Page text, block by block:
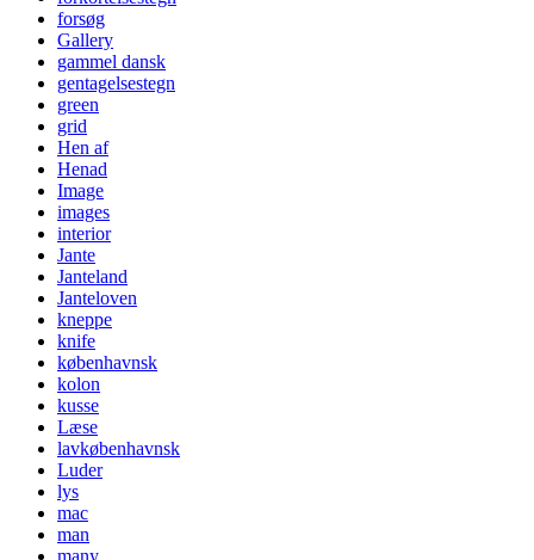
forsøg
Gallery
gammel dansk
gentagelsestegn
green
grid
Hen af
Henad
Image
images
interior
Jante
Janteland
Janteloven
kneppe
knife
københavnsk
kolon
kusse
Læse
lavkøbenhavnsk
Luder
lys
mac
man